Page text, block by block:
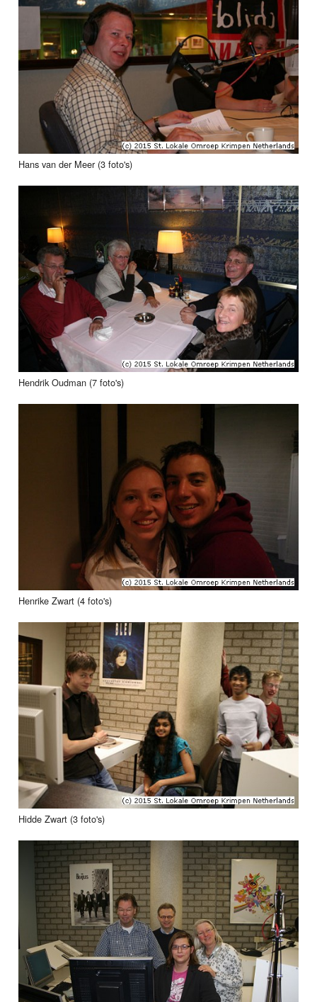
Hans van der Meer (3 foto's)
Hendrik Oudman (7 foto's)
Henrike Zwart (4 foto's)
Hidde Zwart (3 foto's)